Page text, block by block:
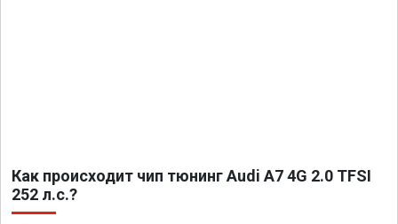
Как происходит чип тюнинг Audi A7 4G 2.0 TFSI
252 л.с.?